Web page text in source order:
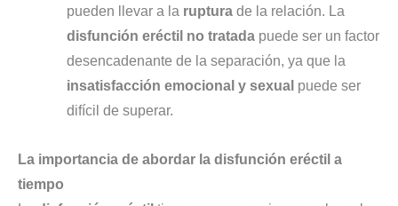
pueden llevar a la rupturade la relación. La
disfunción eréctil no tratadapuede ser un factor
desencadenante de la separación, ya que la
insatisfacción emocional y sexual puede ser
difícil de superar.
La importancia de abordar la disfunción eréctil a
tiempo